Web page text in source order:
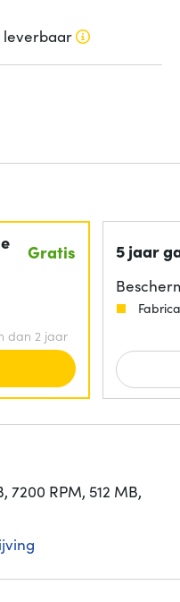
leverbaar
Gratis
dan 2 jaar
5 jaar
7200 RPM, 512 MB,